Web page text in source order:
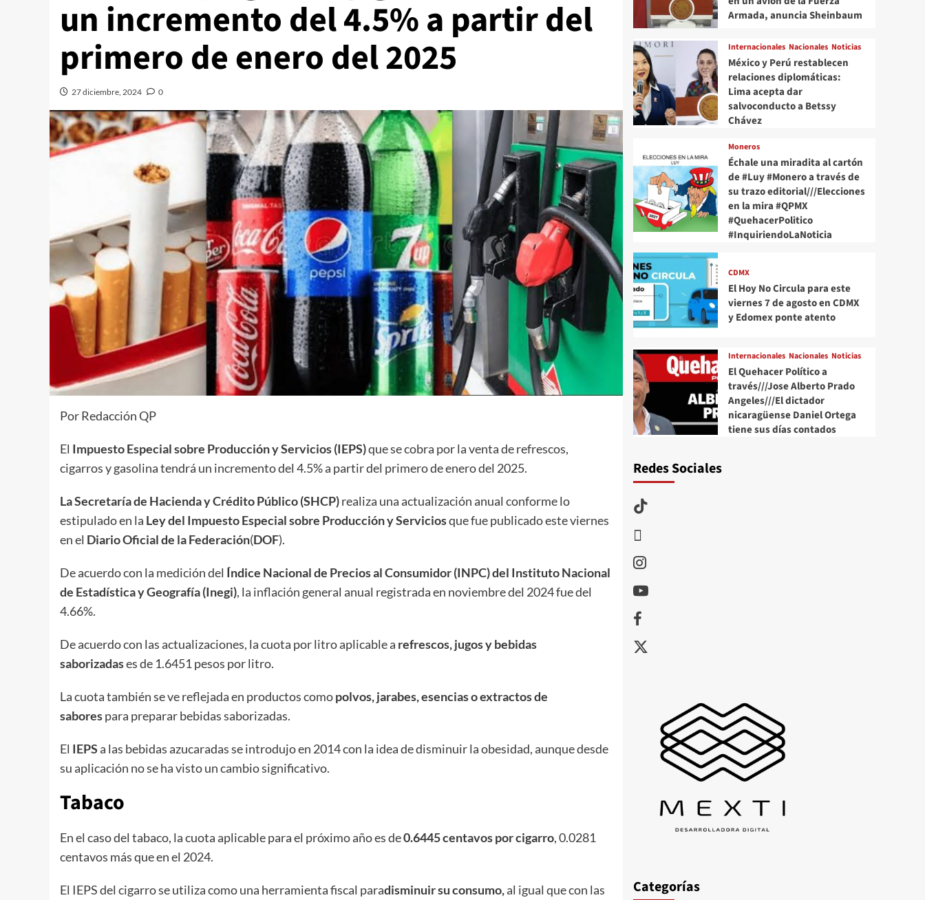
un incremento del 4.5% a partir del
primero de enero del 2025
27 diciembre, 2024 0
Por Redacción QP
El Impuesto Especial sobre Producción y Servicios (IEPS)que se cobra por la venta de refrescos,
cigarros y gasolina tendrá un incremento del 4.5% a partir del primero de enero del 2025.
La Secretaría de Hacienda y Crédito Público (SHCP)realiza una actualización anual conforme lo
estipulado en la Ley del Impuesto Especial sobre Producción y Serviciosque fue publicado este viernes
en el Diario Oficial de la Federación(DOF).
De acuerdo con la medición del Índice Nacional de Precios al Consumidor (INPC) del Instituto Nacional
de Estadística y Geografía (Inegi), la inflación general anual registrada en noviembre del 2024 fue del
4.66%.
De acuerdo con las actualizaciones, la cuota por litro aplicable a refrescos, jugos y bebidas
saborizadases de 1.6451 pesos por litro.
La cuota también se ve reflejada en productos comopolvos, jarabes, esencias o extractos de
saborespara preparar bebidas saborizadas.
El IEPSa las bebidas azucaradas se introdujo en 2014 con la idea de disminuir la obesidad, aunque desde
su aplicación no se ha visto un cambio significativo.
Tabaco
En el caso del tabaco, la cuota aplicable para el próximo año es de0.6445 centavos por cigarro, 0.0281
centavos más que en el 2024.
El IEPS del cigarro se utiliza como una herramienta fiscal paradisminuir su consumo,al igual que con las
Armada, anuncia Sheinbaum
Internacionales Nacionales Noticias
México y Perú restablecen
relaciones diplomáticas:
Lima acepta dar
salvoconducto a Betssy
Chávez
Moneros
Échale una miradita al cartón
de #Luy #Monero a través de
su trazo editorial///Elecciones
en la mira #QPMX
#QuehacerPolitico
#InquiriendoLaNoticia
CDMX
El Hoy No Circula para este
viernes 7 de agosto en CDMX
y Edomex ponte atento
Internacionales Nacionales Noticias
El Quehacer Político a
través///Jose Alberto Prado
Angeles///El dictador
nicaragüense Daniel Ortega
tiene sus días contados
Redes Sociales
TikTok
Instagram
Youtube
Facebook
X
Categorías